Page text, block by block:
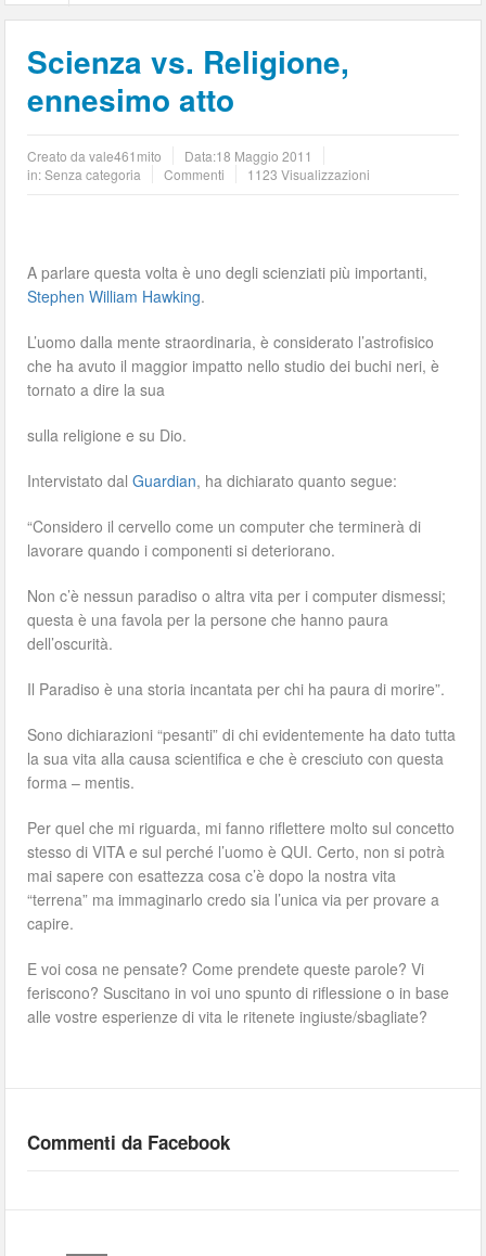
Scienza vs. Religione,
ennesimo atto
Creato davale461mito Data:18 Maggio 2011
in: Senza categoria
Commenti 1123 Visualizzazioni
A parlare questa volta è uno degli scienziati più importanti,
Stephen William Hawking.
L’uomo dalla mente straordinaria, è considerato l’astrofisico
che ha avuto il maggior impatto nello studio dei buchi neri, è
tornato a dire la sua
sulla religione e su Dio.
Intervistato dalGuardian, ha dichiarato quanto segue:
“Considero il cervello come un computer che terminerà di
lavorare quando i componenti si deteriorano.
Non c’è nessun paradiso o altra vita per i computer dismessi;
questa è una favola per la persone che hanno paura
dell’oscurità.
Il Paradiso è una storia incantata per chi ha paura di morire”.
Sono dichiarazioni “pesanti” di chi evidentemente ha dato tutta
la sua vita alla causa scientifica e che è cresciuto con questa
forma – mentis.
Per quel che mi riguarda, mi fanno riflettere molto sul concetto
stesso di VITA e sul perché l’uomo è QUI. Certo, non si potrà
mai sapere con esattezza cosa c’è dopo la nostra vita
“terrena” ma immaginarlo credo sia l’unica via per provare a
capire.
E voi cosa ne pensate? Come prendete queste parole? Vi
feriscono? Suscitano in voi uno spunto di riflessione o in base
alle vostre esperienze di vita le ritenete ingiuste/sbagliate?
Commenti da Facebook